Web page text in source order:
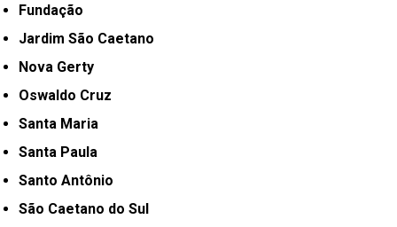
Fundação
Jardim São Caetano
Nova Gerty
Oswaldo Cruz
Santa Maria
Santa Paula
Santo Antônio
São Caetano do Sul